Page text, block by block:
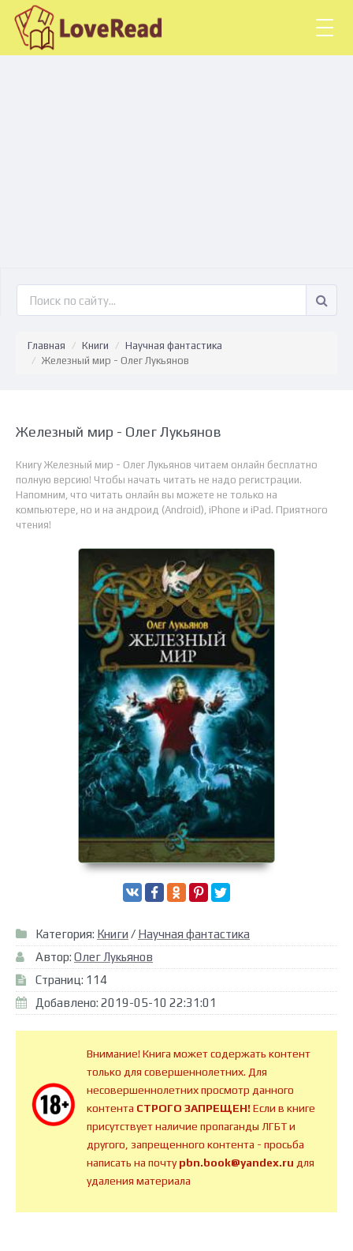
Главная Книги
Научная фантастика
Железный мир - Олег Лукьянов
Железный мир - Олег Лукьянов
Книгу Железный мир - Олег Лукьянов читаем онлайн бесплатно
полную версию! Чтобы начать читать не надо регистрации.
Напомним, что читать онлайн вы можете не только на
компьютере, но и на андроид (Android), iPhone и iPad. Приятного
чтения!
Категория: Книги / Научная фантастика
Автор: Олег Лукьянов
Страниц: 114
Добавлено: 2019-05-10 22:31:01
Внимание! Книга может содержать контент
только для совершеннолетних. Для
несовершеннолетних просмотр данного
контента СТРОГО ЗАПРЕЩЕН!Если в книге
присутствует наличие пропаганды ЛГБТ и
другого, запрещенного контента - просьба
написать на почтуpbn.book@yandex.ru для
удаления материала